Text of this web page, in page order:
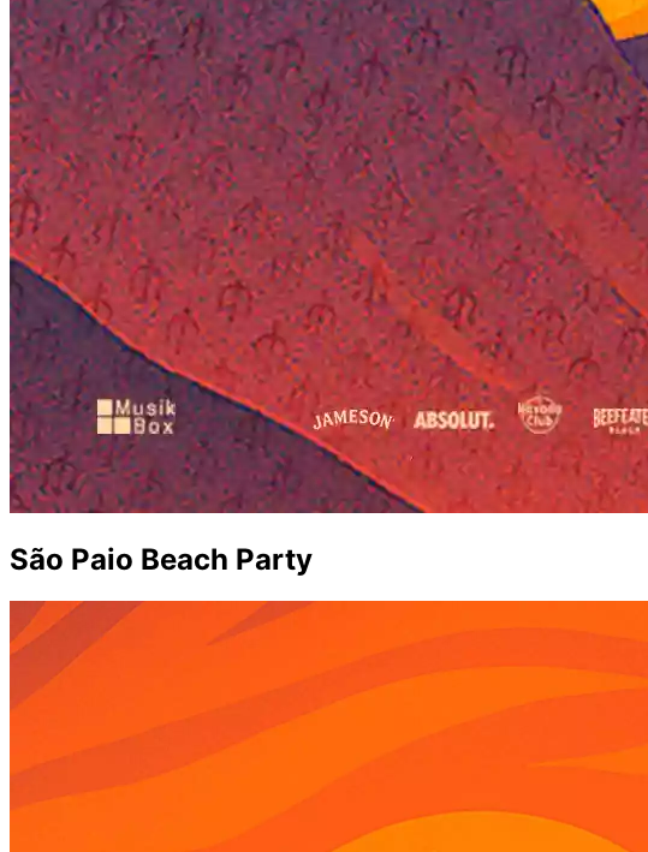
São Paio Beach Party